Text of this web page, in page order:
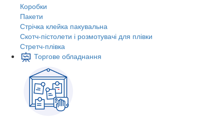
Коробки
Пакети
Стрічка клейка пакувальна
Скотч-пістолети і розмотувачі для плівки
Стретч-плівка
Торгове обладнання